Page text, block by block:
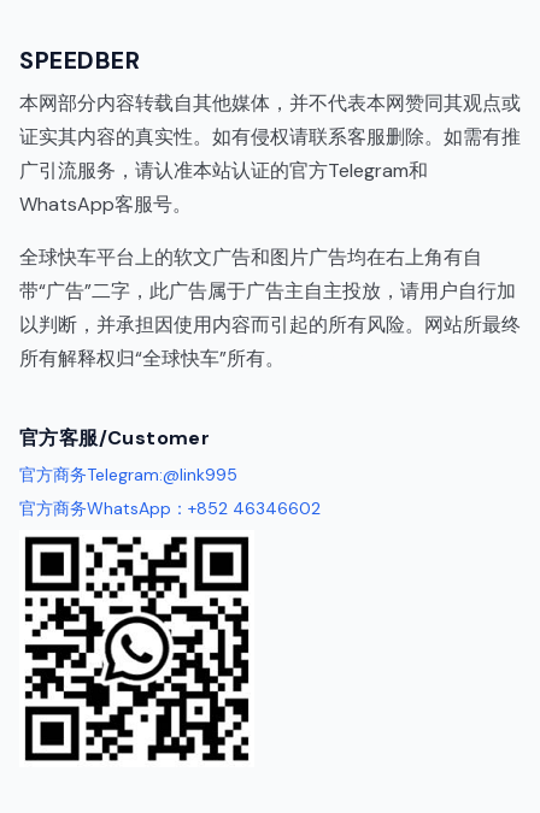
SPEEDBER
本网部分内容转载自其他媒体，并不代表本网赞同其观点或
证实其内容的真实性。如有侵权请联系客服删除。如需有推
广引流服务，请认准本站认证的官方Telegram和
WhatsApp客服号。
全球快车平台上的软文广告和图片广告均在右上角有自
带“广告”二字，此广告属于广告主自主投放，请用户自行加
以判断，并承担因使用内容而引起的所有风险。网站所最终
所有解释权归“全球快车”所有。
官方客服/Customer
官方商务Telegram:@link995
官方商务WhatsApp：+852 46346602